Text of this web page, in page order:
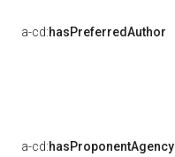
a-cd:hasPreferredAuthor
a-cd:hasProponentAgency